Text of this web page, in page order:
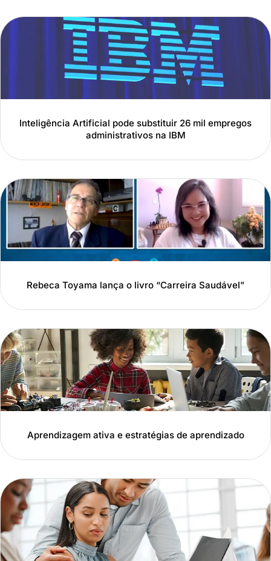
Inteligência Artificial pode substituir 26 mil empregos
administrativos na IBM
Rebeca Toyama lança o livro “Carreira Saudável”
Aprendizagem ativa e estratégias de aprendizado